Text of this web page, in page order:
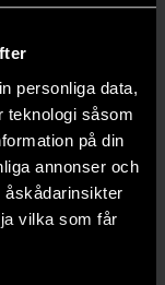
personliga data,
teknologi såsom
på din
annonser och
åskådarinsikter
vilka som får